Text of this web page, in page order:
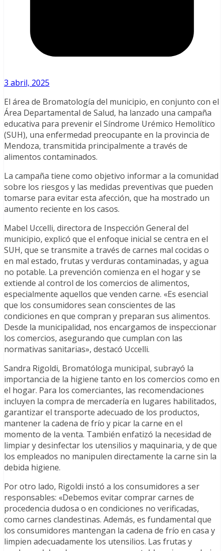
3 abril, 2025
El área de Bromatología del municipio, en conjunto con el
Área Departamental de Salud, ha lanzado una campaña
educativa para prevenir el Síndrome Urémico Hemolítico
(SUH), una enfermedad preocupante en la provincia de
Mendoza, transmitida principalmente a través de
alimentos contaminados.
La campaña tiene como objetivo informar a la comunidad
sobre los riesgos y las medidas preventivas que pueden
tomarse para evitar esta afección, que ha mostrado un
aumento reciente en los casos.
Mabel Uccelli, directora de Inspección General del
municipio, explicó que el enfoque inicial se centra en el
SUH, que se transmite a través de carnes mal cocidas o
en mal estado, frutas y verduras contaminadas, y agua
no potable. La prevención comienza en el hogar y se
extiende al control de los comercios de alimentos,
especialmente aquellos que venden carne. «Es esencial
que los consumidores sean conscientes de las
condiciones en que compran y preparan sus alimentos.
Desde la municipalidad, nos encargamos de inspeccionar
los comercios, asegurando que cumplan con las
normativas sanitarias», destacó Uccelli.
Sandra Rigoldi, Bromatóloga municipal, subrayó la
importancia de la higiene tanto en los comercios como en
el hogar. Para los comerciantes, las recomendaciones
incluyen la compra de mercadería en lugares habilitados,
garantizar el transporte adecuado de los productos,
mantener la cadena de frío y picar la carne en el
momento de la venta. También enfatizó la necesidad de
limpiar y desinfectar los utensilios y maquinaria, y de que
los empleados no manipulen directamente la carne sin la
debida higiene.
Por otro lado, Rigoldi instó a los consumidores a ser
responsables: «Debemos evitar comprar carnes de
procedencia dudosa o en condiciones no verificadas,
como carnes clandestinas. Además, es fundamental que
los consumidores mantengan la cadena de frío en casa y
limpien adecuadamente los utensilios. Las frutas y